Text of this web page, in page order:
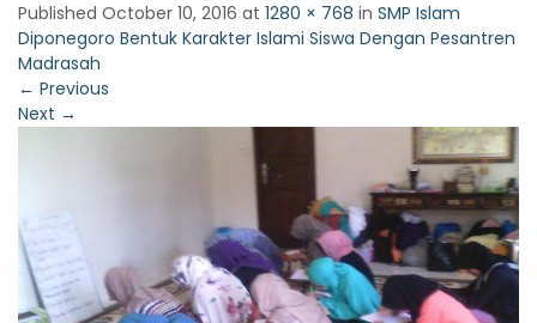
Published October 10, 2016 at 1280 × 768 in SMP Islam
Diponegoro Bentuk Karakter Islami Siswa Dengan Pesantren
Madrasah
← Previous
Next →